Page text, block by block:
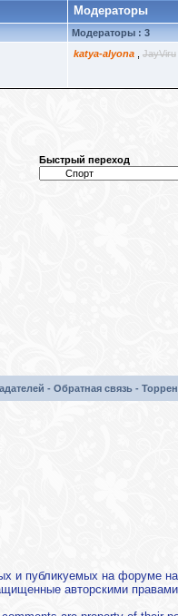
Модераторы
Модераторы : 3
katya-alyona JayViru
Быстрый переход
- Обратная связь -
и публикуемых на форуме
авторскими